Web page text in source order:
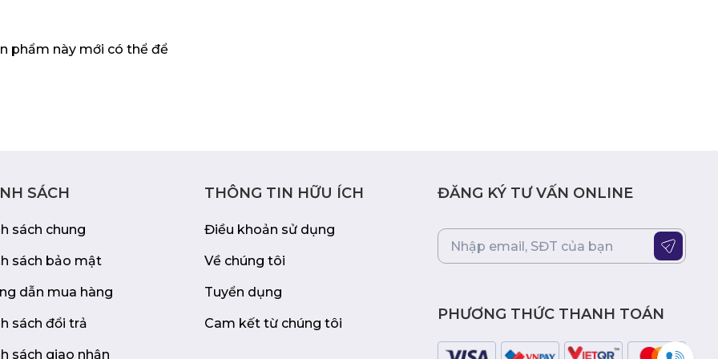
bảo vệ như OVP,
cho các linh kiện
hoàn hảo cho
mạnh mẽ, hiệu
PC đỉnh cao.
phẩm này mới có thể để
SÁCH
sách chung
sách bảo mật
dẫn mua hàng
sách đổi trả
sách giao nhận
THÔNG TIN HỮU ÍCH
Điều khoản sử dụng
Về chúng tôi
Tuyển dụng
Cam kết từ chúng tôi
ĐĂNG KÝ TƯ VẤN ONLINE
PHƯƠNG THỨC THANH TOÁN